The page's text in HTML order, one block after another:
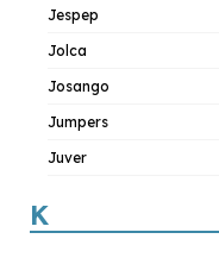
Jespep
Jolca
Josango
Jumpers
Juver
K